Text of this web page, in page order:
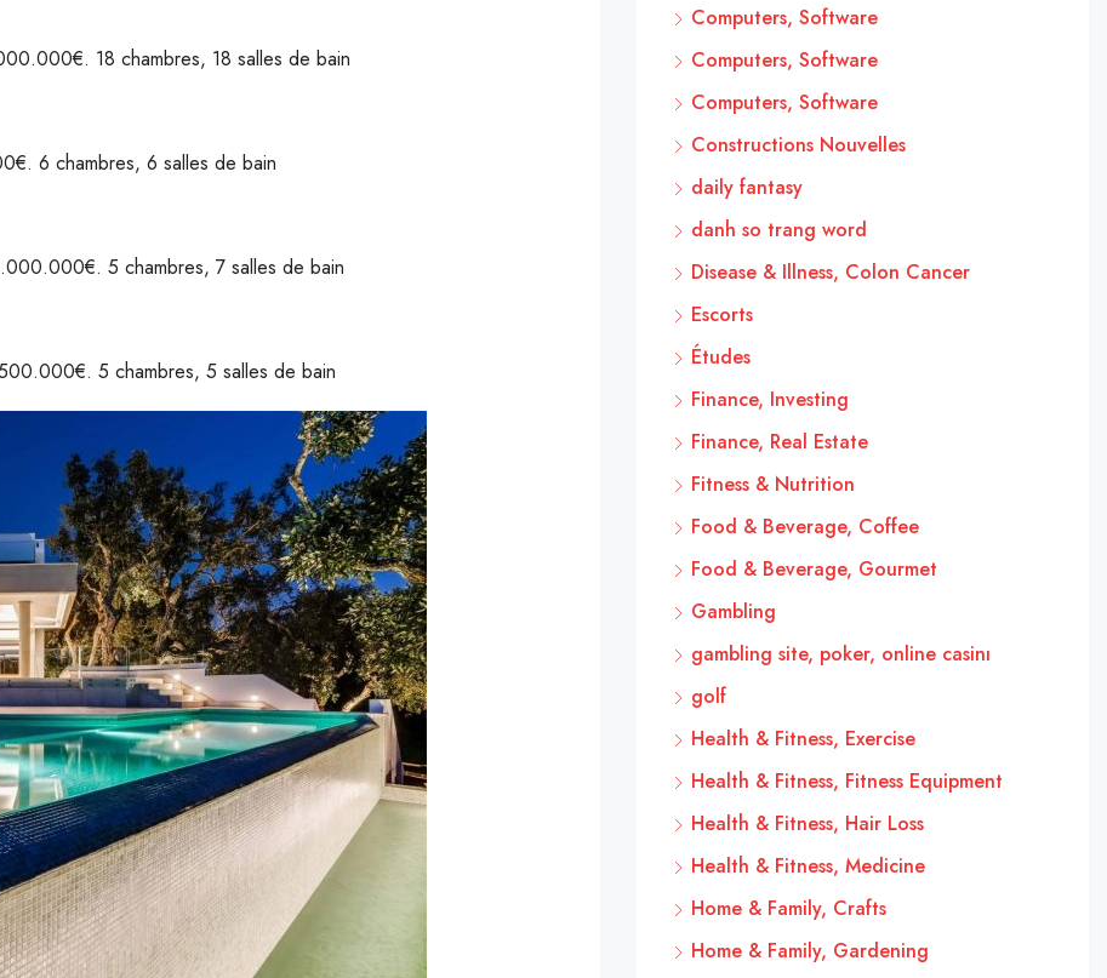
18 chambres, 18 salles de bain
6 chambres, 6 salles de bain
5 chambres, 7 salles de bain
5 chambres, 5 salles de bain
Computers, Software
Computers, Software
Computers, Software
Constructions Nouvelles
daily fantasy
danh so trang word
Disease & Illness, Colon Cancer
Escorts
Études
Finance, Investing
Finance, Real Estate
Fitness & Nutrition
Food & Beverage, Coffee
Food & Beverage, Gourmet
Gambling
gambling site, poker, online casinı
golf
Health & Fitness, Exercise
Health & Fitness, Fitness Equipment
Health & Fitness, Hair Loss
Health & Fitness, Medicine
Home & Family, Crafts
Home & Family, Gardening